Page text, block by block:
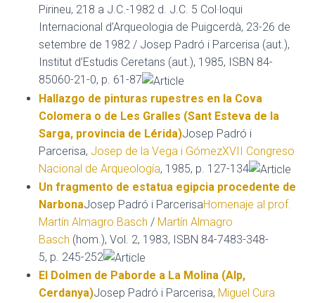
Pirineu, 218 a J.C.-1982 d. J.C. 5 Col·loqui
Internacional d’Arqueologia de Puigcerdà, 23-26 de
setembre de 1982 / Josep Padró i Parcerisa (aut.),
Institut d’Estudis Ceretans (aut.), 1985, ISBN 84-
85060-21-0, p. 61-87
Hallazgo de pinturas rupestres en la Cova
Colomera o de Les Gralles (Sant Esteva de la
Sarga, provincia de Lérida)Josep Padró i
Parcerisa, Josep de la Vega i GómezXVII Congreso
Nacional de Arqueología, 1985, p. 127-134
Un fragmento de estatua egipcia procedente de
NarbonaJosep Padró i ParcerisaHomenaje al prof.
Martín Almagro Basch / Martín Almagro
Basch (hom.), Vol. 2, 1983, ISBN 84-7483-348-
5, p. 245-252
El Dolmen de Paborde a La Molina (Alp,
Cerdanya)Josep Padró i Parcerisa, Miguel Cura